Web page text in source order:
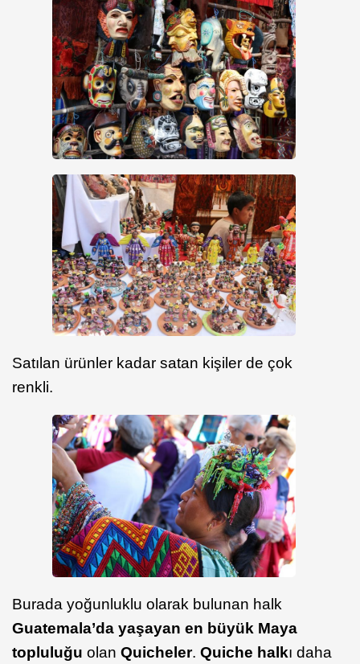
Satılan ürünler kadar satan kişiler de çok
renkli.
Burada yoğunluklu olarak bulunan halk
Guatemala’da yaşayan en büyük Maya
topluluğu olan Quicheler. Quiche halkı daha